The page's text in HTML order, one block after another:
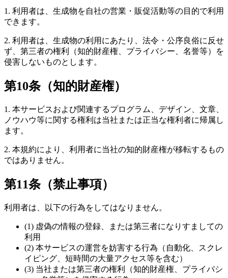
1. 利用者は、生成物を自社の営業・販促活動等の目的で利用
できます。
2. 利用者は、生成物の利用にあたり、法令・公序良俗に反せ
ず、第三者の権利（知的財産権、プライバシー、名誉等）を
侵害しないものとします。
第10条（知的財産権）
1. 本サービスおよび関連するプログラム、デザイン、文章、
ノウハウ等に関する権利は当社または正当な権利者に帰属し
ます。
2. 本規約により、利用者に当社の知的財産権が移転するもの
ではありません。
第11条（禁止事項）
利用者は、以下の行為をしてはなりません。
(1) 虚偽の情報の登録、または第三者になりすましての
利用
(2) 本サービスの運営を妨害する行為（自動化、スクレ
イピング、短時間の大量アクセス等を含む）
(3) 当社または第三者の権利（知的財産権、プライバシ